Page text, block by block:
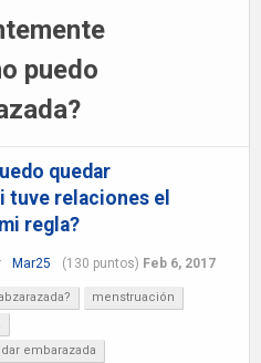
puedo
quedar
tuve relaciones el
regla?
Mar25 (130 puntos) Feb 6, 2017
menstruación
embarazada